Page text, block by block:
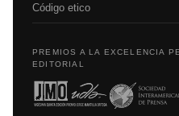
Código etico
PREMIOS A LA EXCELENCIA
EDITORIAL